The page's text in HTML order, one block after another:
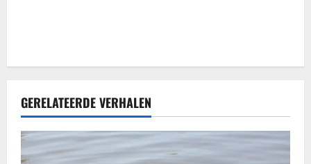
GERELATEERDE VERHALEN